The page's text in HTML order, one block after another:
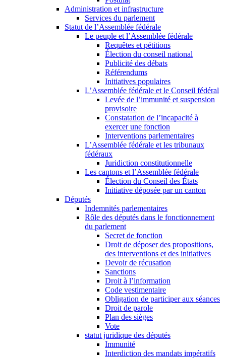
Administration et infrastructure
Services du parlement
Statut de l’Assemblée fédérale
Le peuple et l’Assemblée fédérale
Requêtes et pétitions
Élection du conseil national
Publicité des débats
Référendums
Initiatives populaires
L’Assemblée fédérale et le Conseil fédéral
Levée de l’immunité et suspension
provisoire
Constatation de l’incapacité à
exercer une fonction
Interventions parlementaires
L’Assemblée fédérale et les tribunaux
fédéraux
Juridiction constitutionnelle
Les cantons et l’Assemblée fédérale
Élection du Conseil des États
Initiative déposée par un canton
Députés
Indemnités parlementaires
Rôle des députés dans le fonctionnement
du parlement
Secret de fonction
Droit de déposer des propositions,
des interventions et des initiatives
Devoir de récusation
Sanctions
Droit à l’information
Code vestimentaire
Obligation de participer aux séances
Droit de parole
Plan des sièges
Vote
statut juridique des députés
Immunité
Interdiction des mandats impératifs